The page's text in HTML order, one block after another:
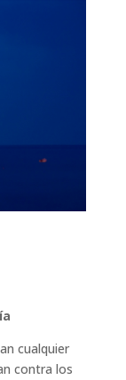
cualquier
contra los